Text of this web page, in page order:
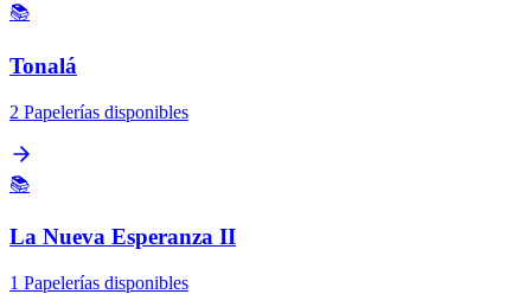
📚
Tonalá
2 Papelerías disponibles
📚
La Nueva Esperanza II
1 Papelerías disponibles